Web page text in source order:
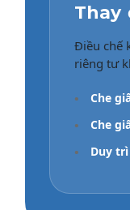
Thay
Điều chế
riêng tư
• Che
• Che
• Duy